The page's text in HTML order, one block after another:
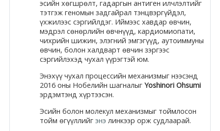
Moodle
development
Moodle
Docs
Moodle.com
эсийн хөгшрөлт, гадаргын антиген илчлэлтийг
тэтгэж геномын задгайрал тэнцвэргүйдэл,
үхжилээс сэргийлдэг. Иймээс хавдар өвчин,
мэдрэл сөнөрлийн өвчнүүд, кардиомиопати,
чихрийн шижин, элэгний эмгэгүүд, аутоиммуны
өвчин, болон халдварт өвчин зэргээс
сэргийлэхэд чухал үүрэгтэй юм.
Энэхүү чухал процессийн механизмыг нээсэнд
2016 оны Нобелийн шагналыг Yoshinori Ohsumi
эрдэмтэнд хүртээсэн.
Эсийн болон молекул механизмыг тоймлосон
тойм өгүүллийг энэ линкээр орж судлаарай.